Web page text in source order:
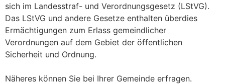
sich im Landesstraf- und Verordnungsgesetz (LStVG).
Das LStVG und andere Gesetze enthalten überdies
Ermächtigungen zum Erlass gemeindlicher
Verordnungen auf dem Gebiet der öffentlichen
Sicherheit und Ordnung.
Näheres können Sie bei Ihrer Gemeinde erfragen.